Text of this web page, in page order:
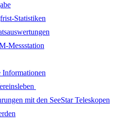
Statistiken
Messstation
Informationen
mit den SeeStar Teleskopen